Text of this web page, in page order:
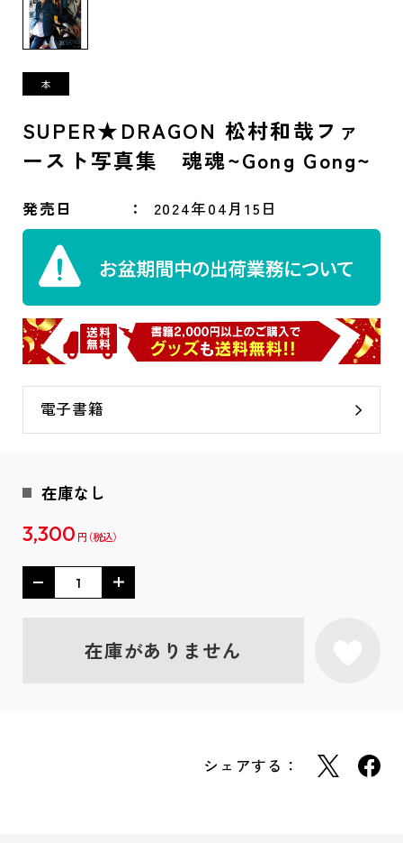
SUPER★DRAGON 松村和哉ファ
ースト写真集 魂魂~Gong Gong~
発売日 2024年04月15日
電子書籍
在庫なし
3,300 円
在庫がありません
シェアする：